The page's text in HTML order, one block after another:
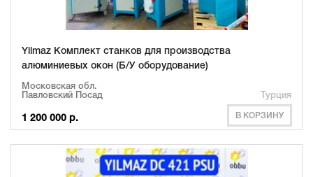
Yilmaz Комплект станков для производства
алюминиевых окон (Б/У оборудование)
Московская обл.
Павловский Посад
Турция
1 200 000 р. В КОРЗИНУ